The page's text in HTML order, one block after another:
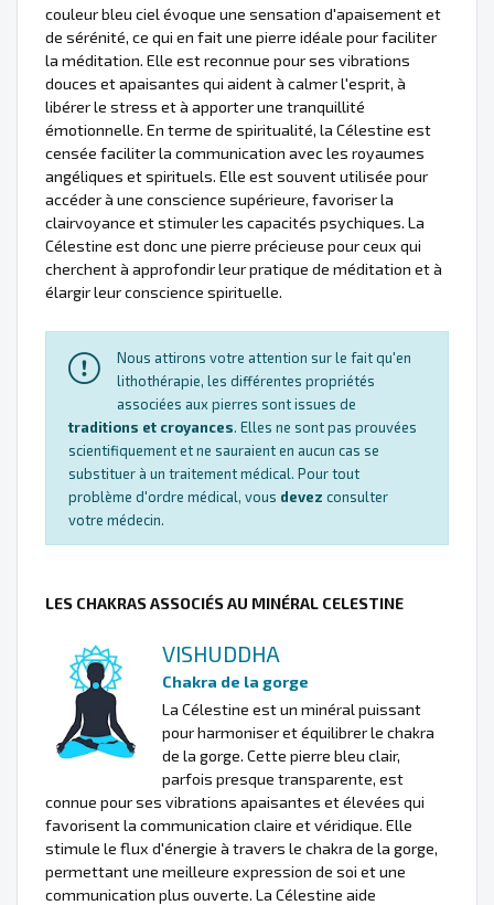
couleur bleu ciel évoque une sensation d'apaisement et
de sérénité, ce qui en fait une pierre idéale pour faciliter
la méditation. Elle est reconnue pour ses vibrations
douces et apaisantes qui aident à calmer l'esprit, à
libérer le stress et à apporter une tranquillité
émotionnelle. En terme de spiritualité, la Célestine est
censée faciliter la communication avec les royaumes
angéliques et spirituels. Elle est souvent utilisée pour
accéder à une conscience supérieure, favoriser la
clairvoyance et stimuler les capacités psychiques. La
Célestine est donc une pierre précieuse pour ceux qui
cherchent à approfondir leur pratique de méditation et à
élargir leur conscience spirituelle.
Nous attirons votre attention sur le fait qu'en
lithothérapie, les différentes propriétés
associées aux pierres sont issues de
traditions et croyances. Elles ne sont pas prouvées
scientifiquement et ne sauraient en aucun cas se
substituer à un traitement médical. Pour tout
problème d'ordre médical, vous devez consulter
votre médecin.
LES CHAKRAS ASSOCIÉS AU MINÉRAL CELESTINE
VISHUDDHA
Chakra de la gorge
La Célestine est un minéral puissant
pour harmoniser et équilibrer le chakra
de la gorge. Cette pierre bleu clair,
parfois presque transparente, est
connue pour ses vibrations apaisantes et élevées qui
favorisent la communication claire et véridique. Elle
stimule le flux d'énergie à travers le chakra de la gorge,
permettant une meilleure expression de soi et une
communication plus ouverte. La Célestine aide